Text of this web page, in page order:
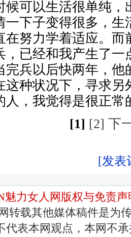
候可以生活很单纯，
一下子变得很多，生
在努力学着适应。而
，已经和我产生了一
完兵以后快两年，他
这种状况下，寻求另
人，我觉得是很正常
[1] [2] 下
[发表
魅力女人网版权与免责声
转载其他媒体稿件是为
代表本网观点，本网不